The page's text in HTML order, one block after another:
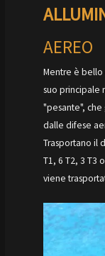
AEREO
Mentre è
suo principale
"pesante",
dalle difese
Trasportano il
T1, 6 T2, 3 T3
viene